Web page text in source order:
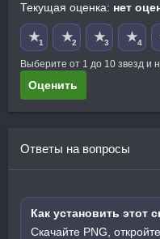
Текущая оценка: нет
★1 ★2 ★3 ★4
Выберите от 1 до 10 звезд и
Оценить
Ответы на вопросы
Как установить этот
Скачайте PNG,